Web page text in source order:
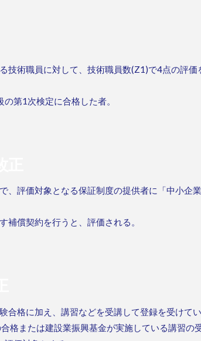
技術職員に対して、技術職員数(Z1)で4点の評価
第1次検定に合格した者。
、評価対象となる保証制度の提供者に「中小企
補償契約を行うと、評価される。
格に加え、講習などを受講して登録を受けて
格または建設業振興基金が実施している講習の